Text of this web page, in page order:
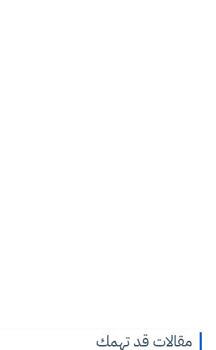
مقالات قد تهمك